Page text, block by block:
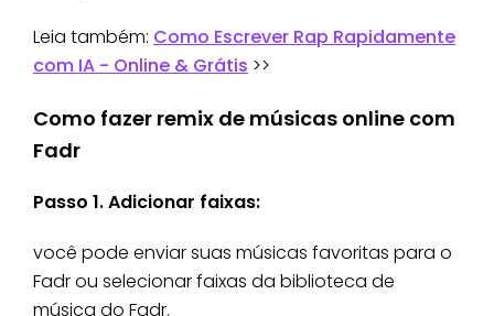
Leia também: Como Escrever Rap Rapidamente
com IA - Online & Grátis >>
Como fazer remix de músicas online com
Fadr
Passo 1. Adicionar faixas:
você pode enviar suas músicas favoritas para o
Fadr ou selecionar faixas da biblioteca de
música do Fadr.